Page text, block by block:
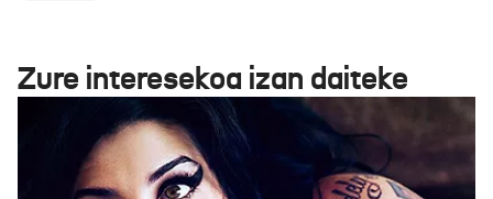
Zure interesekoa izan daiteke